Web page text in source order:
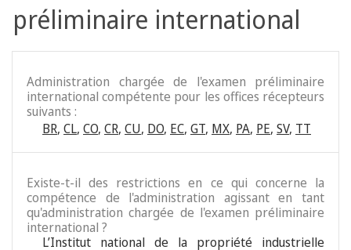
préliminaire international
Administration chargée de l'examen préliminaire
international compétente pour les offices récepteurs
suivants :
BR, CL, CO, CR, CU, DO, EC, GT, MX, PA, PE, SV, TT
Existe-t-il des restrictions en ce qui concerne la
compétence de l'administration agissant en tant
qu'administration chargée de l'examen préliminaire
international ?
L’Institut national de la propriété industrielle